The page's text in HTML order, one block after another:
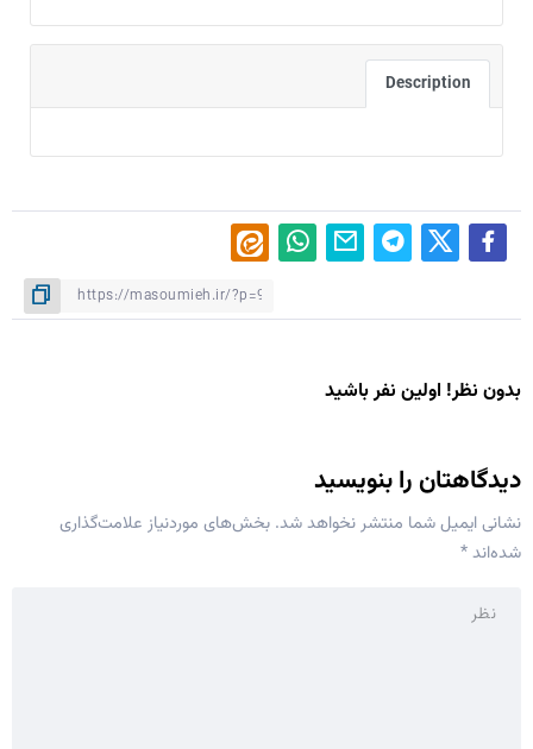
Description
بدون نظر! اولین نفر باشید
دیدگاهتان را بنویسید
نشانی ایمیل شما منتشر نخواهد شد. بخش‌های موردنیاز علامت‌گذاری
شده‌اند*